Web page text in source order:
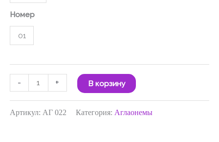
Номер
01
- + В корзину
Артикул: АГ 022 Категория: Аглаонемы